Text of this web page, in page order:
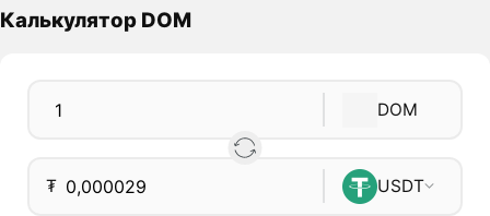
Калькулятор DOM
DOM
₮ USDT